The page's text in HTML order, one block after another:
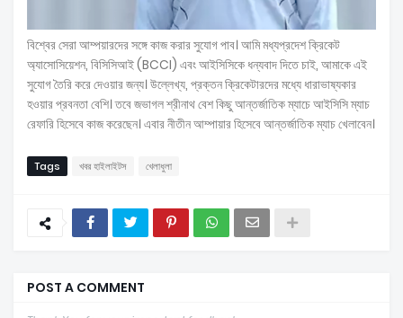
বিশ্বের সেরা আম্পয়ারদের সঙ্গে কাজ করার সুযোগ পাব। আমি মধ্যপ্রদেশ ক্রিকেট
অ্যাসোসিয়েশন, বিসিসিআই (BCCI) এবং আইসিসিকে ধন্যবাদ দিতে চাই, আমাকে এই
সুযোগ তৈরি করে দেওয়ার জন্য। উল্লেখ্য, প্রক্তন ক্রিকেটারদের মধ্যে ধারাভাষ্যকার
হওয়ার প্রবনতা বেশি। তবে জভাগল শ্রীনাথ বেশ কিছু আন্তর্জাতিক ম্যাচে আইসিসি ম্যাচ
রেফারি হিসেবে কাজ করেছেন। এবার নীতীন আম্পায়ার হিসেবে আন্তর্জাতিক ম্যাচ খেলাবেন।
Tags খবর হাইলাইটস খেলাধুলা
POST A COMMENT